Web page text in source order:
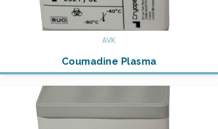
AVK
Coumadine Plasma